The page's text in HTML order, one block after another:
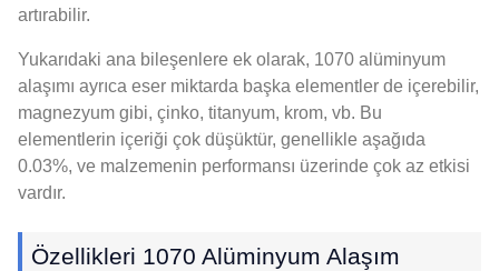
artırabilir.
Yukarıdaki ana bileşenlere ek olarak, 1070 alüminyum
alaşımı ayrıca eser miktarda başka elementler de içerebilir,
magnezyum gibi, çinko, titanyum, krom, vb. Bu
elementlerin içeriği çok düşüktür, genellikle aşağıda
0.03%, ve malzemenin performansı üzerinde çok az etkisi
vardır.
Özellikleri 1070 Alüminyum Alaşım